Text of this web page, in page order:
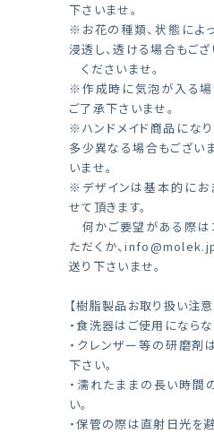
下さいませ。
※お花の種類、状態によ
浸透し、透ける場合もご
くださいませ。
※作成時に気泡が入る場
ご了承下さいませ。
※ハンドメイド商品にな
多少異なる場合もござい
いませ。
※デザインは基本的にお
せて頂きます。
何かご要望がある際は
ただくか、
送り下さいませ。
【樹脂製品お取り扱い注意
・食洗器はご使用にならな
・クレンザー等の研磨剤
下さい。
・濡れたままの長い時間
い。
・保管の際は直射日光を